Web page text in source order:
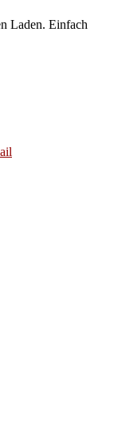
Laden. Einfach